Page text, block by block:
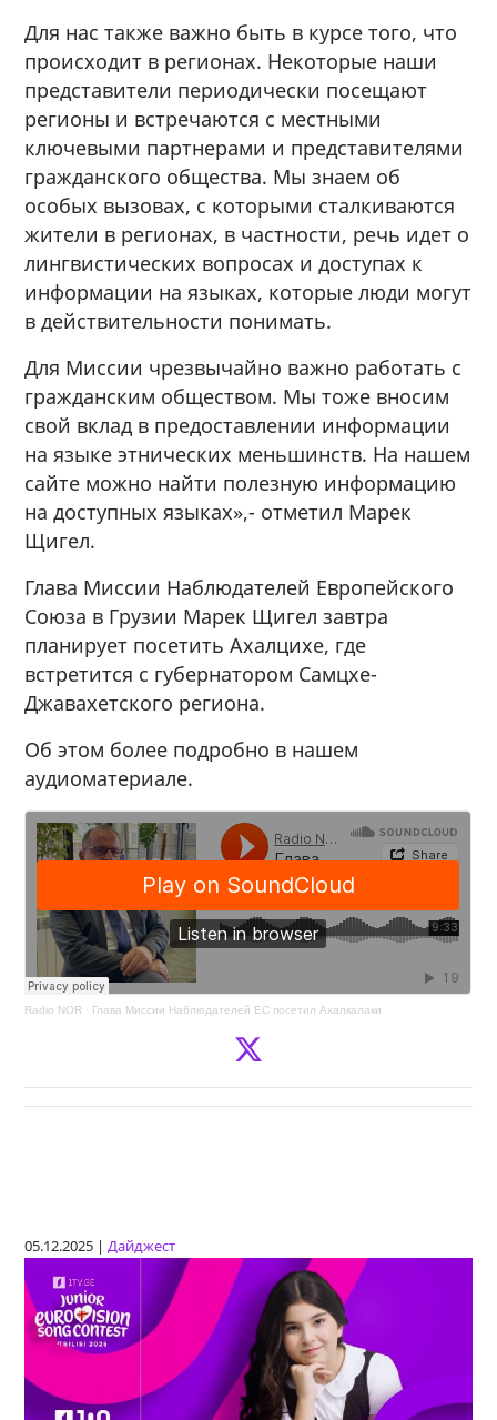
Для нас также важно быть в курсе того, что
происходит в регионах. Некоторые наши
представители периодически посещают
регионы и встречаются с местными
ключевыми партнерами и представителями
гражданского общества. Мы знаем об
особых вызовах, с которыми сталкиваются
жители в регионах, в частности, речь идет о
лингвистических вопросах и доступах к
информации на языках, которые люди могут
в действительности понимать.
Для Миссии чрезвычайно важно работать с
гражданским обществом. Мы тоже вносим
свой вклад в предоставлении информации
на языке этнических меньшинств. На нашем
сайте можно найти полезную информацию
на доступных языках»,- отметил Марек
Щигел.
Глава Миссии Наблюдателей Европейского
Союза в Грузии Марек Щигел завтра
планирует посетить Ахалцихе, где
встретится с губернатором Самцхе-
Джавахетского региона.
Об этом более подробно в нашем
аудиоматериале.
Radio NOR · Глава Миссии Наблюдателей ЕС посетил Ахалкалаки
05.12.2025 |Дайджест